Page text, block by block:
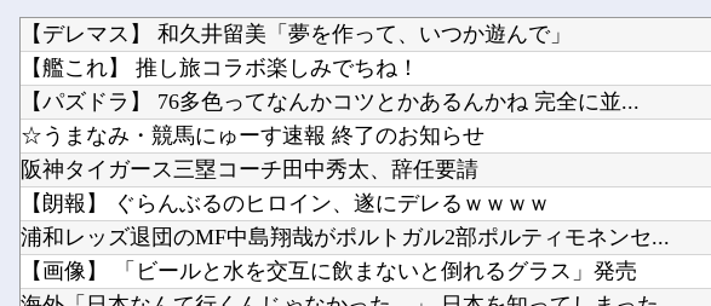
【にじさんじ】 クソガバアホアホ裁判にブチギレ魔女
【衝撃】 「かわいい虫」ランキング、ついに発表される
遠藤さくらちゃん、まさかの写真無しだったｗ【乃木坂46】
Powered by livedoor 相互RSS
【デレマス】 和久井留美「夢を作って、いつか遊んで」
【艦これ】 推し旅コラボ楽しみでちね！
【パズドラ】 76多色ってなんかコツとかあるんかね 完全に並...
☆うまなみ・競馬にゅーす速報 終了のお知らせ
阪神タイガース三塁コーチ田中秀太、辞任要請
【朗報】 ぐらんぶるのヒロイン、遂にデレるｗｗｗｗ
浦和レッズ退団のMF中島翔哉がポルトガル2部ポルティモネンセ...
【画像】 「ビールと水を交互に飲まないと倒れるグラス」発売